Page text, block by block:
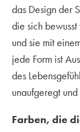
das Design der
die sich
und sie mit
jede Form ist
des
unaufgeregt
Farben, die